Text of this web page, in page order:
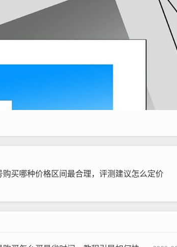
购买哪种价格区间最合理，评测建议怎么定价